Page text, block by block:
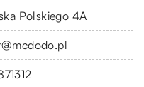
Polskiego 4A